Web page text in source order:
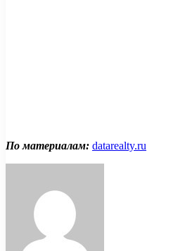
По материалам: datarealty.ru